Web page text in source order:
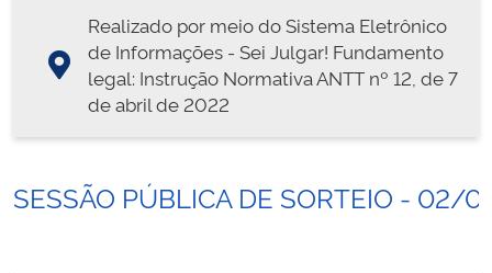
Realizado por meio do Sistema Eletrônico
de Informações - Sei Julgar! Fundamento
legal: Instrução Normativa ANTT nº 12, de 7
de abril de 2022
SESSÃO PÚBLICA DE SORTEIO - 02/